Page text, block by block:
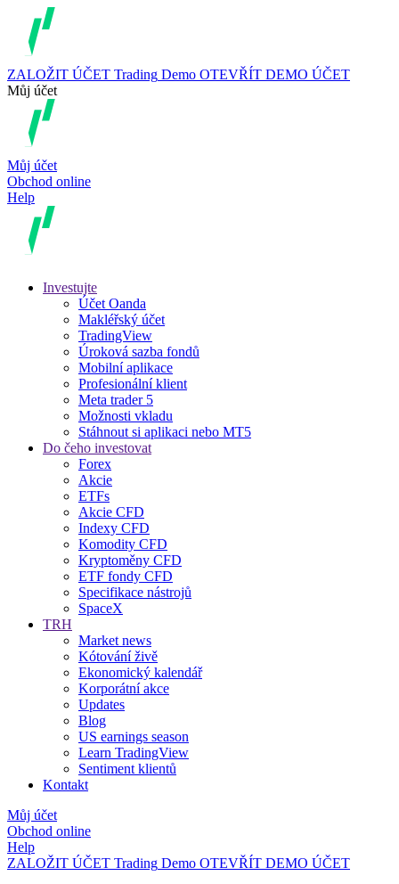
ZALOŽIT ÚČET Trading Demo OTEVŘÍT DEMO ÚČET
Můj účet
Můj účet
Obchod online
Help
Investujte
Účet Oanda
Makléřský účet
TradingView
Úroková sazba fondů
Mobilní aplikace
Profesionální klient
Meta trader 5
Možnosti vkladu
Stáhnout si aplikaci nebo MT5
Do čeho investovat
Forex
Akcie
ETFs
Akcie CFD
Indexy CFD
Komodity CFD
Kryptoměny CFD
ETF fondy CFD
Specifikace nástrojů
SpaceX
TRH
Market news
Kótování živě
Ekonomický kalendář
Korporátní akce
Updates
Blog
US earnings season
Learn TradingView
Sentiment klientů
Kontakt
Můj účet
Obchod online
Help
ZALOŽIT ÚČET Trading Demo OTEVŘÍT DEMO ÚČET